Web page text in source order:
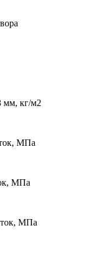
мм, кг/м2
МПа
МПа
МПа